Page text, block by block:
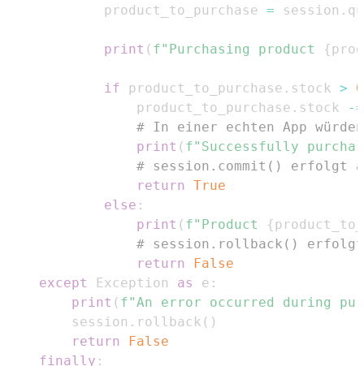
            product_to_purchase
= session .
print ( f"Purchasing product {
if product_to_purchase . stock >
0
                product_to_purchase
. stock
-=
# In einer echten App
print ( f"Successfully
# session.commit() erfolgt
return
True
else :
print ( f"Product {
# session.rollback() erfolgt
return
False
except
Exception as e :
print ( f"An error occurred during
        session
. rollback ( )
return
False
finally :